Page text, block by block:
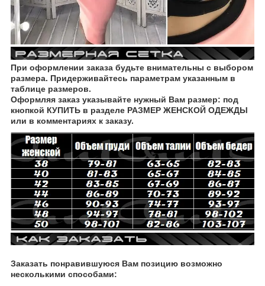
При оформлении заказа будьте внимательны с выбором
размера. Придерживайтесь параметрам указанным в
таблице размеров.
Оформляя заказ указывайте нужный Вам размер: под
кнопкой КУПИТЬ в разделе РАЗМЕР ЖЕНСКОЙ ОДЕЖДЫ
или в комментариях к заказу.
Заказать понравившуюся Вам позицию возможно
несколькими способами: